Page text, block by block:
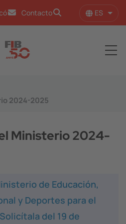
Contacto ES
2024-2025
Ministerio 2024-
de Educación,
y Deportes para el
del 19 de